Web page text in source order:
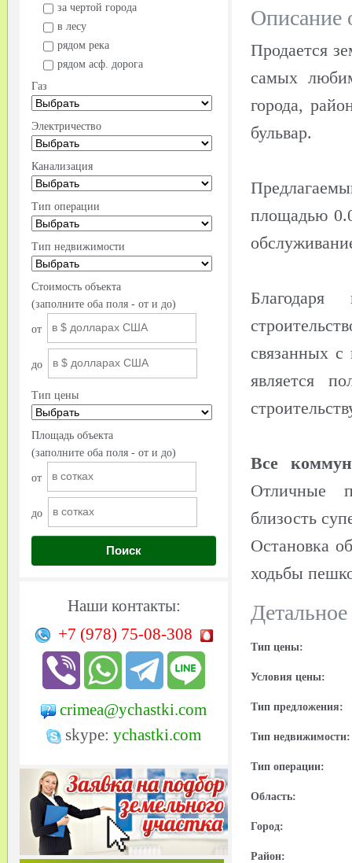
за чертой города
в лесу
рядом река
рядом асф. дорога
Газ
Электричество
Канализация
Тип операции
Тип недвижимости
Стоимость объекта
(заполните оба поля - от и до)
от
до
Тип цены
Площадь объекта
(заполните оба поля - от и до)
от
до
Поиск
Наши контакты:
+7 (978) 75-08-308
crimea@ychastki.com
skype: ychastki.com
Описание
Продается
самых
города,
бульвар.
площадью
Благодаря
связанных с
является
Все
Отличные
близость
Остановка
ходьбы
Тип цены:
Условия цены:
Тип предложения:
Тип недвижимости:
Тип операции:
Область:
Город:
Район: